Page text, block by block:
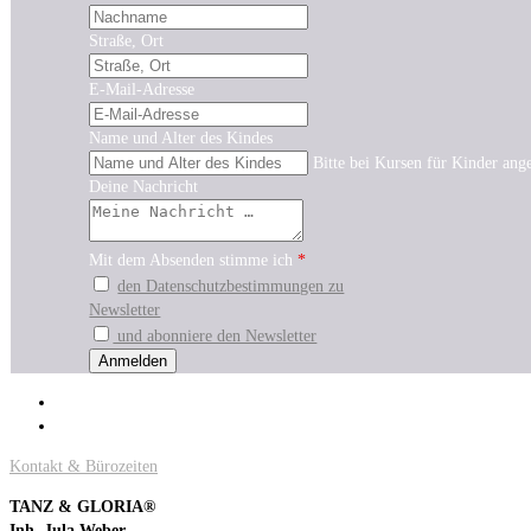
Straße, Ort
E-Mail-Adresse
Name und Alter des Kindes
Bitte bei Kursen für Kinder
Deine Nachricht
Mit dem Absenden stimme ich*
den Datenschutzbestimmungen zu
Newsletter
und abonniere den Newsletter
Kontakt & Bürozeiten
TANZ & GLORIA®